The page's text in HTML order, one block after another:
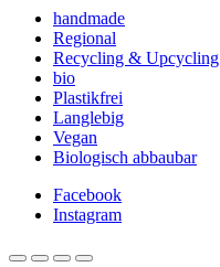
handmade
Regional
Recycling & Upcycling
bio
Plastikfrei
Langlebig
Vegan
Biologisch abbaubar
Facebook
Instagram